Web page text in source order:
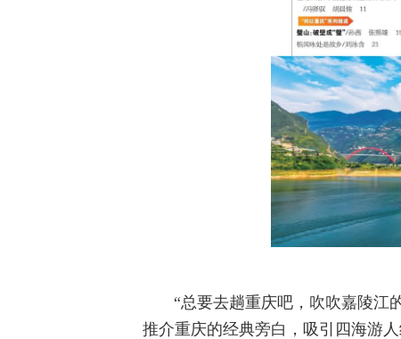
“总要去趟重庆吧，吹吹嘉陵
推介重庆的经典旁白，吸引四海游人